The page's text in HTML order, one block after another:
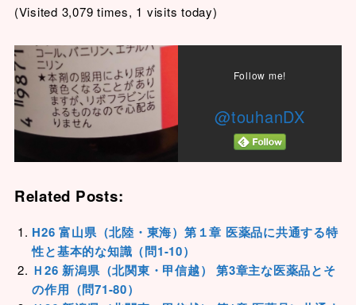
(Visited 3,079 times, 1 visits today)
Follow me!
@touhanDX
Related Posts:
H26 富山県（北陸・東海）第１章 医薬品に共通する特
性と基本的な知識（問1-10）
Ｈ26 新潟県（北関東・甲信越） 第3章主な医薬品とそ
の作用（問71-80）